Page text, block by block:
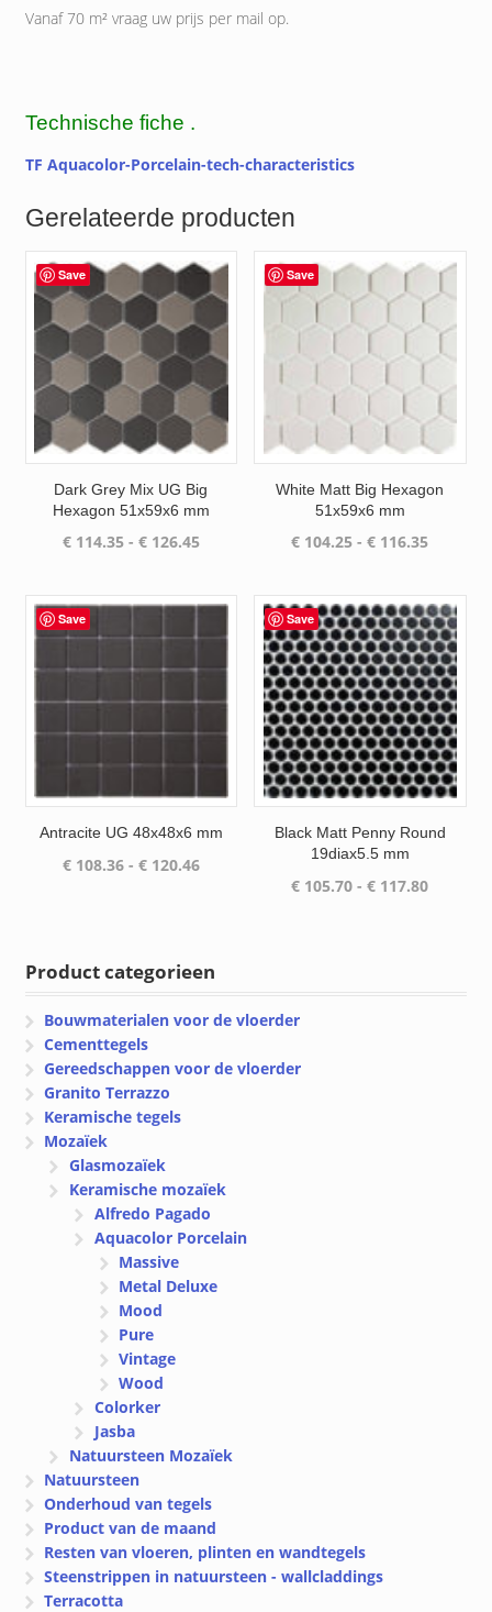
Vanaf 70 m² vraag uw prijs per mail op.
Technische fiche .
TF Aquacolor-Porcelain-tech-characteristics
Gerelateerde producten
Save
Dark Grey Mix UG Big
Hexagon 51x59x6 mm
€114.35 - €126.45Prijsklasse:
€ 126.45
Save
White Matt Big Hexagon
51x59x6 mm
€ 104.25 - € 116.35
€ 116.35
Save
Antracite UG 48x48x6 mm
€108.36 - €120.46Prijsklasse:
Save
Black Matt Penny Round
19diax5.5 mm
€ 105.70 - € 117.80
Product categorieen
Bouwmaterialen voor de vloerder
Cementtegels
Gereedschappen voor de vloerder
Granito Terrazzo
Keramische tegels
Mozaïek
Glasmozaïek
Keramische mozaïek
Alfredo Pagado
Aquacolor Porcelain
Massive
Metal Deluxe
Mood
Pure
Vintage
Wood
Colorker
Jasba
Natuursteen Mozaïek
Natuursteen
Onderhoud van tegels
Product van de maand
Resten van vloeren, plinten en wandtegels
Steenstrippen in natuursteen - wallcladdings
Terracotta